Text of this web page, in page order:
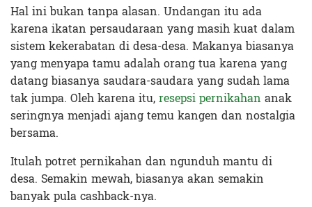
Hal ini bukan tanpa alasan. Undangan itu ada
karena ikatan persaudaraan yang masih kuat dalam
sistem kekerabatan di desa-desa. Makanya biasanya
yang menyapa tamu adalah orang tua karena yang
datang biasanya saudara-saudara yang sudah lama
tak jumpa. Oleh karena itu,resepsi pernikahan anak
seringnya menjadi ajang temu kangen dan nostalgia
bersama.
Itulah potret pernikahan dan ngunduh mantu di
desa. Semakin mewah, biasanya akan semakin
banyak pula cashback-nya.